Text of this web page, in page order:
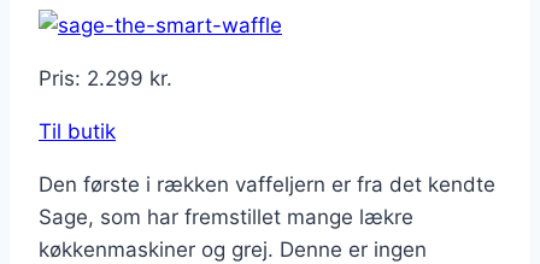
Pris: 2.299 kr.
Til butik
Den første i rækken vaffeljern er fra det kendte
Sage, som har fremstillet mange lækre
køkkenmaskiner og grej. Denne er ingen